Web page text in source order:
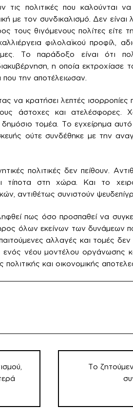
πολιτικές που καλούνται
με τον συνδικαλισμό. Δεν είναι
τους θιγόμενους πολίτες είτε
φιλολαϊκού προφίλ,
Το παράδοξο είναι ότι
η οποία εκτροχίασε
την αποτέλειωσαν.
κρατήσει λεπτές ισορροπίες
άστοχες και ατελέσφορες.
δημόσιο τομέα. Το εγχείρημα
ούτε συνδέθηκε με την
πολιτικές δεν πείθουν.
τίποτα στη χώρα. Και το
αντιθέτως συνιστούν
πως όσο προσπαθεί να
όλων εκείνων των δυνάμεων
αλλαγές και τομές
νέου μοντέλου οργάνωσης
και οικονομικής
Το